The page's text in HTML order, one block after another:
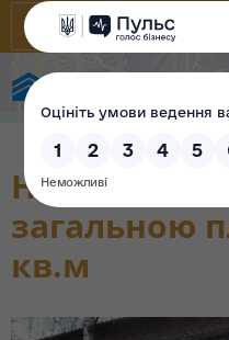
Нежитлове
загальною
кв.м